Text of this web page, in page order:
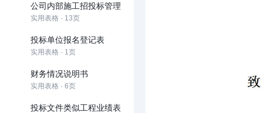
公司内部施工招投标管理
实用表格 · 13页
投标单位报名登记表
实用表格 · 1页
财务情况说明书
实用表格 · 6页
投标文件类似工程业绩表